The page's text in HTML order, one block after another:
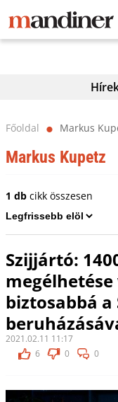
Főoldal ⬤ Markus
Markus Kupetz
1 dbcikk összesen
Szijjártó:
biztosabbá a
2021.02.11 11:17
6
0 0